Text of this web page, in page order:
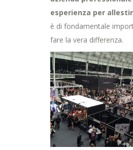
esperienza per
è di fondamentale
fare la vera differenza.